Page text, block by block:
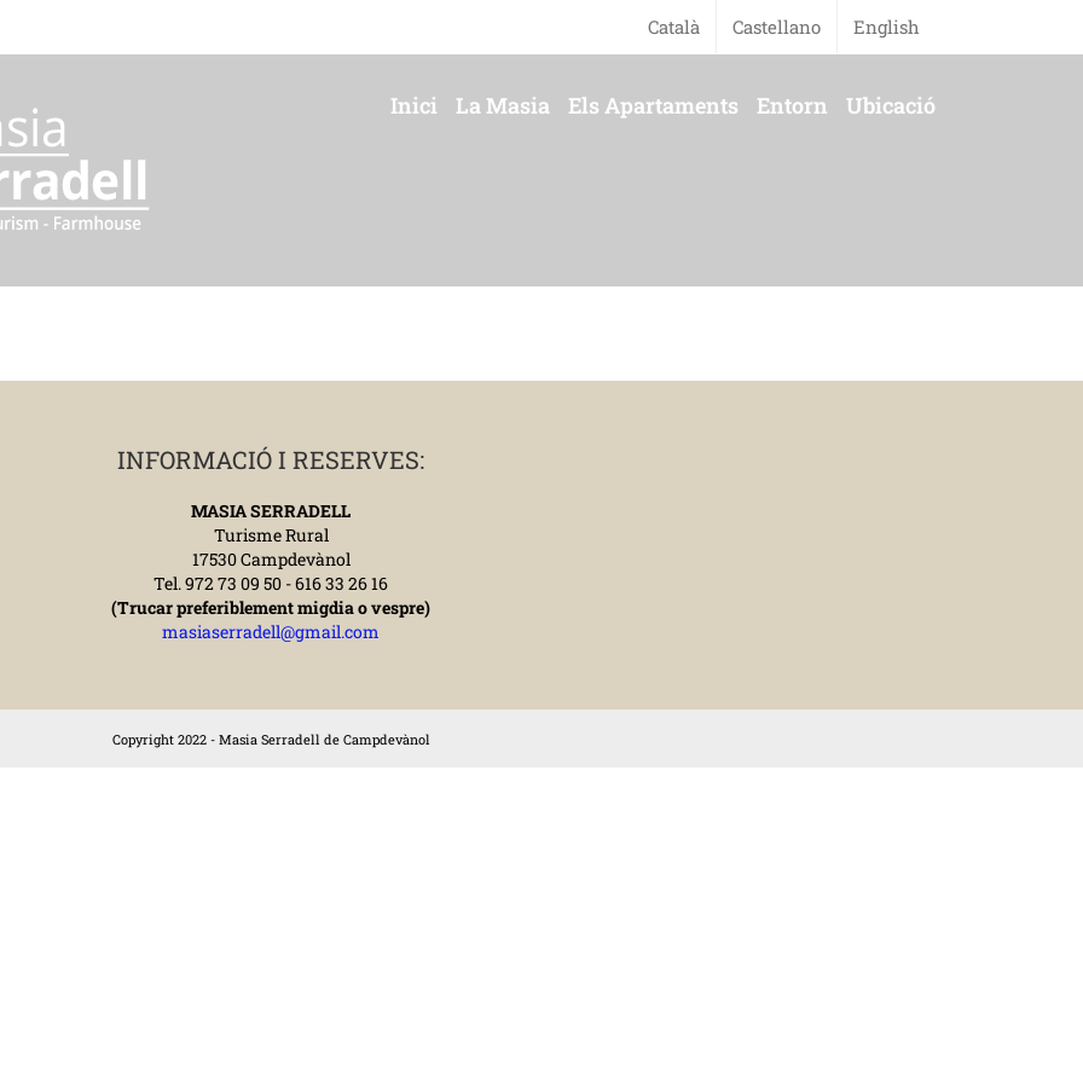
Català Castellano English
Inici La Masia Els Apartaments Entorn Ubicació
INFORMACIÓ I RESERVES:
MASIA SERRADELL
Turisme Rural
17530 Campdevànol
Tel. 972 73 09 50 - 616 33 26 16
(Trucar preferiblement migdia o vespre)
masiaserradell@gmail.com
Copyright 2022 - Masia Serradell de Campdevànol